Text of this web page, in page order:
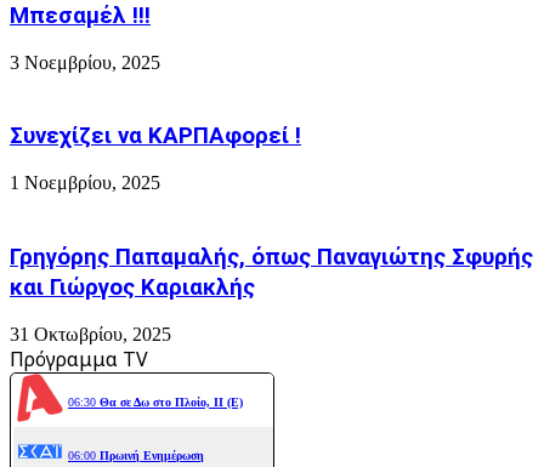
Μπεσαμέλ !!!
3 Νοεμβρίου, 2025
Συνεχίζει να ΚΑΡΠΑφορεί !
1 Νοεμβρίου, 2025
Γρηγόρης Παπαμαλής, όπως Παναγιώτης Σφυρής
και Γιώργος Καριακλής
31 Οκτωβρίου, 2025
Πρόγραμμα TV